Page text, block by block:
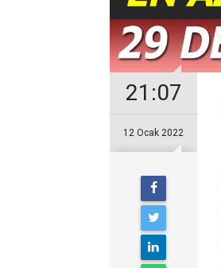
21:07
12 Ocak 2022